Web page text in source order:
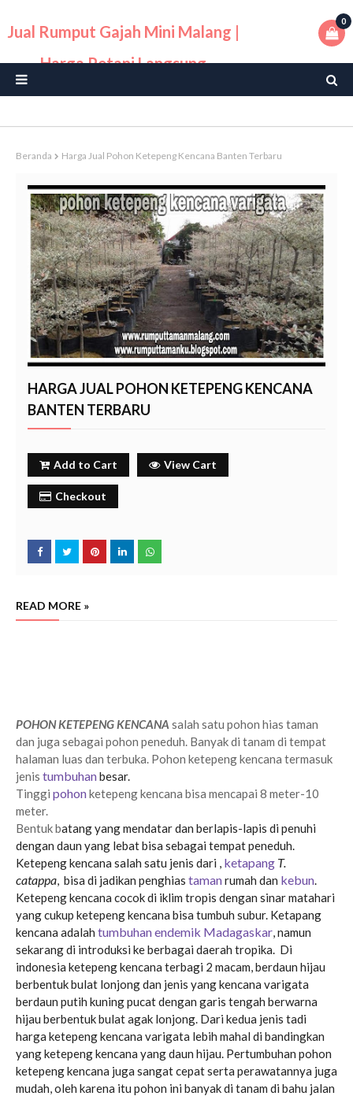
Jual Rumput Gajah Mini Malang |
Harga Petani Langsung
0
Beranda Harga Jual Pohon Ketepeng Kencana Banten Terbaru
HARGA JUAL POHON KETEPENG KENCANA
BANTEN TERBARU
Add to Cart View Cart
Checkout
READ MORE »
POHON KETEPENG KENCANA salah satu pohon hias taman
dan juga sebagai pohon peneduh. Banyak di tanam di tempat
halaman luas dan terbuka. Pohon ketepeng kencana termasuk
jenis tumbuhanbesar.
Tinggi pohonketepeng kencana bisa mencapai 8 meter-10
meter.
Bentuk batang yang mendatar dan berlapis-lapis di penuhi
dengan daun yang lebat bisa sebagai tempat peneduh.
Ketepeng kencana salah satu jenis dari , ketapang T.
catappa, bisa di jadikan penghias tamanrumah dan kebun.
Ketepeng kencana cocok di iklim tropis dengan sinar matahari
yang cukup ketepeng kencana bisa tumbuh subur. Ketapang
kencana adalah tumbuhan endemik Madagaskar, namun
sekarang di introduksi ke berbagai daerah tropika. Di
indonesia ketepeng kencana terbagi 2 macam, berdaun hijau
berbentuk bulat lonjong dan jenis yang kencana varigata
berdaun putih kuning pucat dengan garis tengah berwarna
hijau berbentuk bulat agak lonjong. Dari kedua jenis tadi
harga ketepeng kencana varigata lebih mahal di bandingkan
yang ketepeng kencana yang daun hijau. Pertumbuhan pohon
ketepeng kencana juga sangat cepat serta perawatannya juga
mudah, oleh karena itu pohon ini banyak di tanam di bahu jalan